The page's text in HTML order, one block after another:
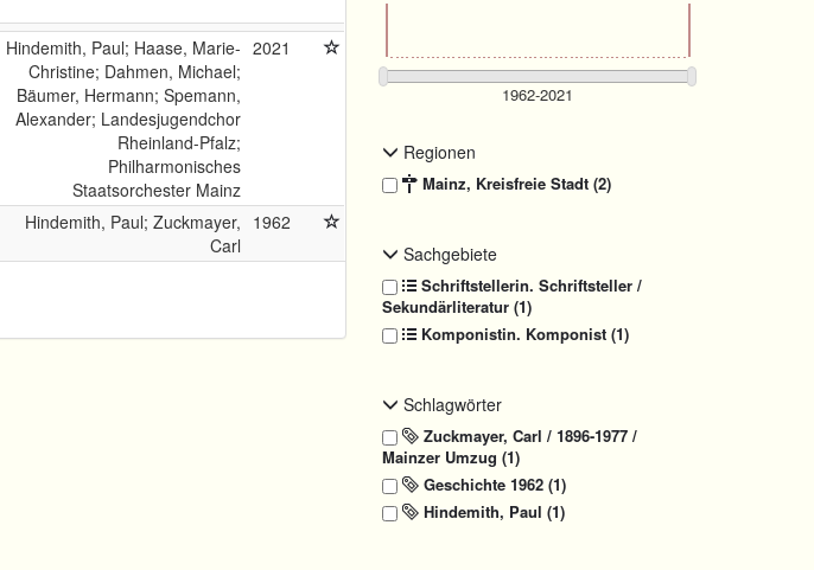
Hindemith, Paul; Haase, Marie-
Christine; Dahmen, Michael;
Bäumer, Hermann; Spemann,
Alexander; Landesjugendchor
Rheinland-Pfalz;
Philharmonisches
Staatsorchester Mainz
2021
Hindemith, Paul; Zuckmayer,
Carl
1962
Regionen
Mainz, Kreisfreie Stadt (2)
Sachgebiete
Schriftstellerin. Schriftsteller /
Sekundärliteratur (1)
Komponistin. Komponist (1)
Schlagwörter
Zuckmayer, Carl / 1896-1977 /
Mainzer Umzug (1)
Geschichte 1962 (1)
Hindemith, Paul (1)